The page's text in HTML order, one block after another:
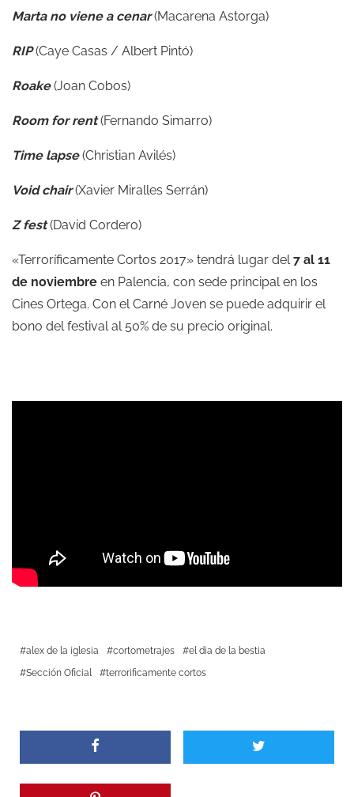
Marta no viene a cenar(Macarena Astorga)
RIP(Caye Casas / Albert Pintó)
Roake(Joan Cobos)
Room for rent(Fernando Simarro)
Time lapse(Christian Avilés)
Void chair(Xavier Miralles Serrán)
Z fest(David Cordero)
«Terroríficamente Cortos 2017» tendrá lugar del 7 al 11
de noviembre en Palencia, con sede principal en los
Cines Ortega. Con el Carné Joven se puede adquirir el
bono del festival al 50% de su precio original.
alex de la iglesia cortometrajes
el dia de la bestia
Sección Oficial
terrorificamente cortos